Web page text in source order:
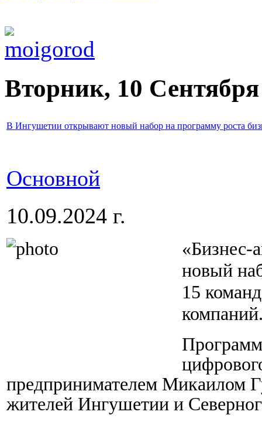
Вторник, 10
В Ингушетии открывают новый набор на программу роста
Основной
10.09.2024 г.
«Бизнес-
новый
15
предпринимателем Микаилом
жителей Ингушетии и